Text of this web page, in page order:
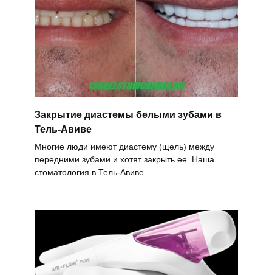
Закрытие диастемы белыми зубами в
Тель-Авиве
Многие люди имеют диастему (щель) между
передними зубами и хотят закрыть ее. Наша
стоматология в Тель-Авиве